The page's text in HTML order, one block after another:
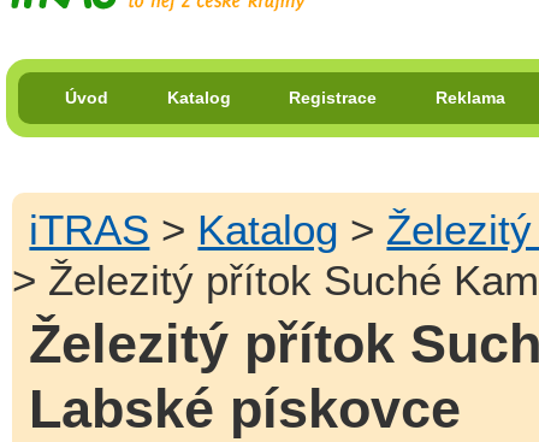
Úvod Katalog Registrace Reklama
iTRAS > Katalog >
> Železitý přítok Suché
Železitý přítok
Labské pískovce